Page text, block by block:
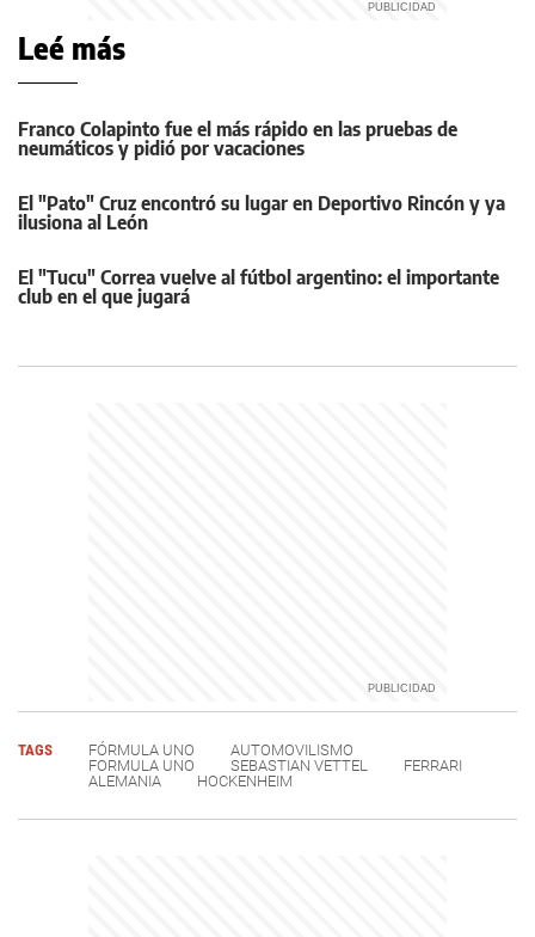
Leé más
Franco Colapinto fue el más rápido en las pruebas de
neumáticos y pidió por vacaciones
El "Pato" Cruz encontró su lugar en Deportivo Rincón y ya
ilusiona al León
El "Tucu" Correa vuelve al fútbol argentino: el importante
club en el que jugará
TAGS FÓRMULA UNO
AUTOMOVILISMO
FORMULA UNO
SEBASTIAN VETTEL
FERRARI
ALEMANIA
HOCKENHEIM